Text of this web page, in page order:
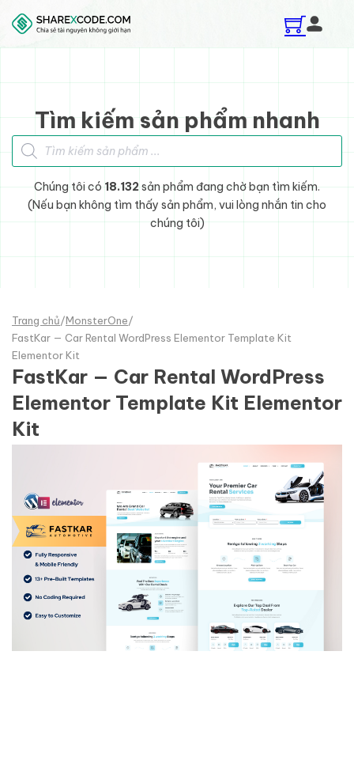
Skip to main content
Skip to footer
Tìm kiếm sản phẩm nhanh
Tìm kiếm sản phẩm
Chúng tôi có 18.132sản phẩm đang chờ bạn tìm kiếm.
(Nếu bạn không tìm thấy sản phẩm, vui lòng nhắn tin cho
chúng tôi)
Trang chủ/MonsterOne/
FastKar — Car Rental WordPress Elementor Template Kit
Elementor Kit
FastKar — Car Rental WordPress
Elementor Template Kit Elementor
Kit